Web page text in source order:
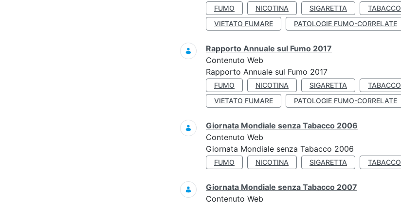
FUMO NICOTINA SIGARETTA TABACCO
VIETATO FUMARE
PATOLOGIE FUMO-CORRELATE
Rapporto Annuale sul Fumo 2017
Contenuto Web
Rapporto Annuale sul Fumo 2017
FUMO NICOTINA SIGARETTA TABACCO
VIETATO FUMARE
PATOLOGIE FUMO-CORRELATE
Giornata Mondiale senza Tabacco 2006
Contenuto Web
Giornata Mondiale senza Tabacco 2006
FUMO NICOTINA SIGARETTA TABACCO
Giornata Mondiale senza Tabacco 2007
Contenuto Web